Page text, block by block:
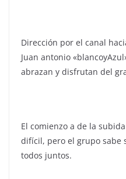
Dirección por el canal
Juan antonio
abrazan y disfrutan del
El comienzo a de la
difícil, pero el grupo sabe
todos juntos.